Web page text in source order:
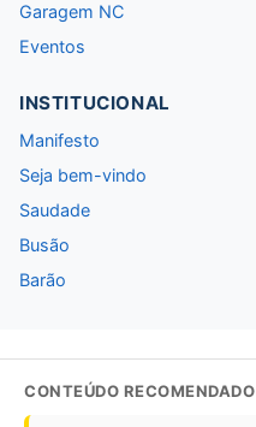
Garagem NC
Eventos
INSTITUCIONAL
Manifesto
Seja bem-vindo
Saudade
Busão
Barão
CONTEÚDO RECOMENDADO